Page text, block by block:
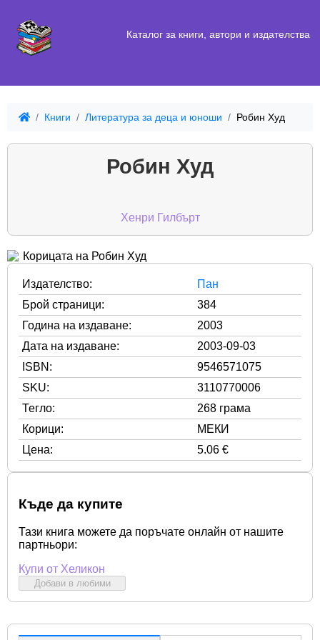
Каталог за книги, автори и издателства
Книги Литература за деца и юноши Робин Худ
Робин Худ
Хенри Гилбърт
Издателство:
Пан
Брой страници:
384
Година на издаване:
2003
Дата на издаване:
2003-09-03
ISBN:
9546571075
SKU:
3110770006
Тегло:
268 грама
Корици:
МЕКИ
Цена:
5.06 €
Къде да купите
Тази книга можете да поръчате онлайн от нашите
партньори:
Купи от Хеликон
Добави в любими